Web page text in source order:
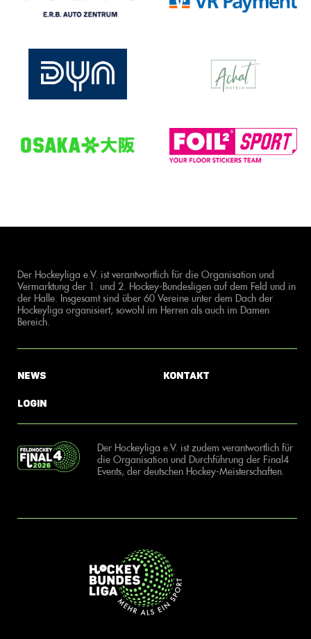
Der Hockeyliga e.V. ist verantwortlich für die Organisation und
Vermarktung der 1. und 2. Hockey-Bundesligen auf dem Feld und in
der Halle. Insgesamt sind über 60 Vereine unter dem Dach der
Hockeyliga organisiert, sowohl im Herren als auch im Damen
Bereich.
News
Login
Kontakt
Der Hockeyliga e.V. ist zudem verantwortlich für
die Organisation und Durchführung der Final4
Events, der deutschen Hockey-Meisterschaften.